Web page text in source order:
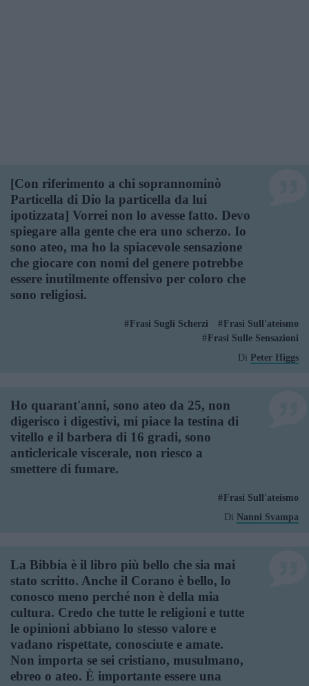
[Con riferimento a chi soprannominò
Particella di Dio la particella da lui
ipotizzata] Vorrei non lo avesse fatto. Devo
spiegare alla gente che era uno scherzo. Io
sono ateo, ma ho la spiacevole sensazione
che giocare con nomi del genere potrebbe
essere inutilmente offensivo per coloro che
sono religiosi.
Frasi Sugli Scherzi
Frasi Sull'ateismo
Frasi Sulle Sensazioni
Di Peter Higgs
Ho quarant'anni, sono ateo da 25, non
digerisco i digestivi, mi piace la testina di
vitello e il barbera di 16 gradi, sono
anticlericale viscerale, non riesco a
smettere di fumare.
Frasi Sull'ateismo
Di Nanni Svampa
La Bibbia è il libro più bello che sia mai
stato scritto. Anche il Corano è bello, lo
conosco meno perché non è della mia
cultura. Credo che tutte le religioni e tutte
le opinioni abbiano lo stesso valore e
vadano rispettate, conosciute e amate.
Non importa se sei cristiano, musulmano,
ebreo o ateo. È importante essere una